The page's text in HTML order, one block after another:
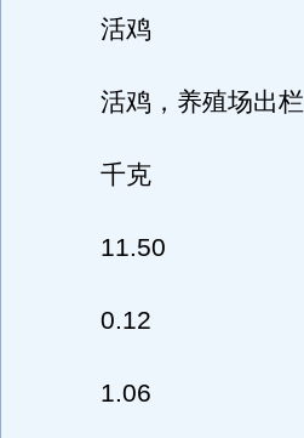
活鸡
活鸡，养殖场出栏
千克
11.50
0.12
1.06